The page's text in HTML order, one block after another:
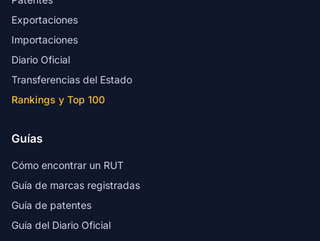
Exportaciones
Importaciones
Diario Oficial
Transferencias del Estado
Rankings y Top 100
Guías
Cómo encontrar un RUT
Guía de marcas registradas
Guía de patentes
Guía del Diario Oficial